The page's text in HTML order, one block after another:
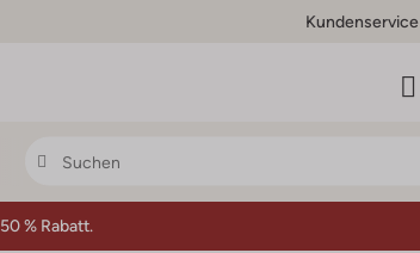
Kundenservice
50 % Rabatt.